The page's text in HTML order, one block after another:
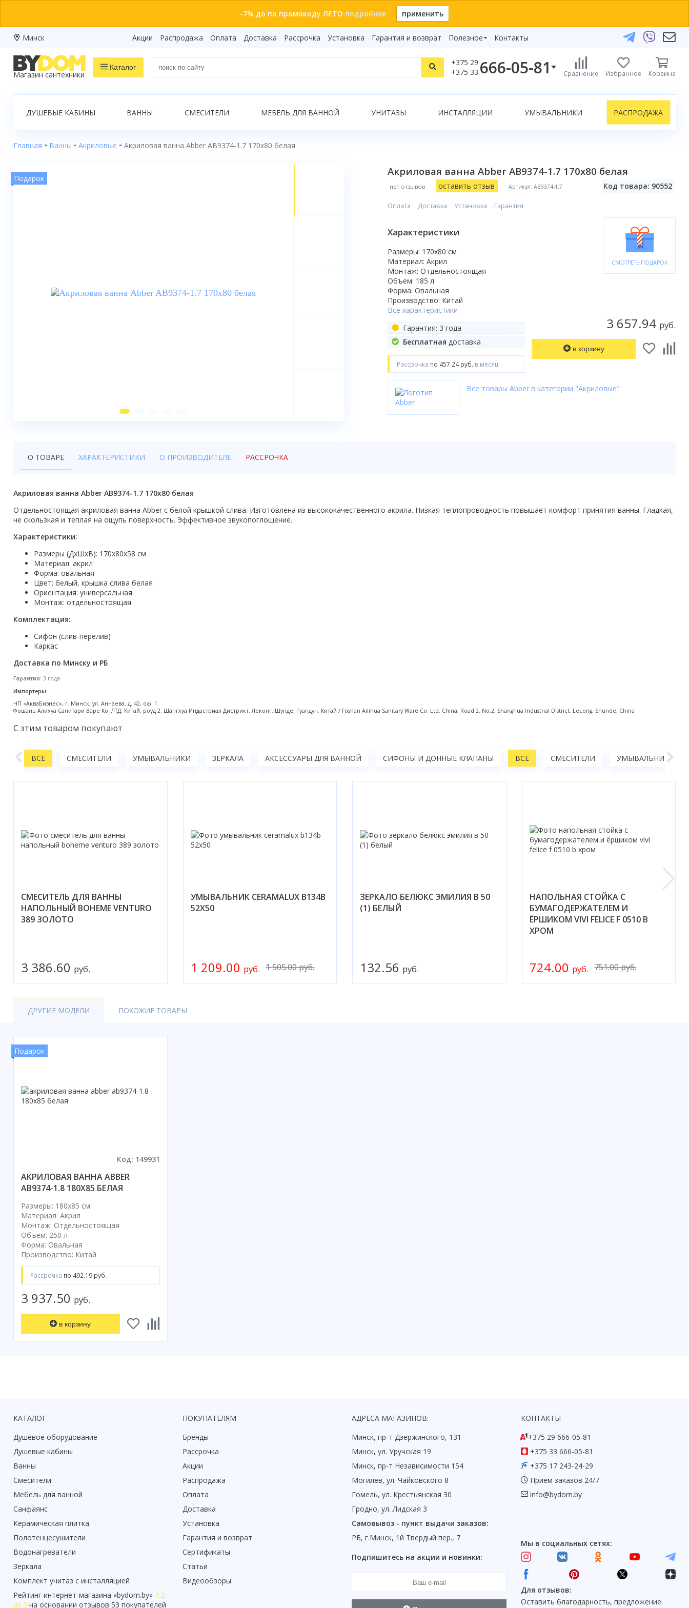
-7% до по промокоду ЛЕТО подробнее применить
Минск Акции Распродажа Оплата Доставка Рассрочка Установка Гарантия и возврат
Полезное
Видеообзоры
Бренды
Контакты
Магазин сантехники
Каталог
+375 29
+375 33 666-05-81
+375 29 666-05-81
+375 17 243-24-29
Telegram
Viber
Сравнение Избранное Корзина
Показать все результаты
Распродажа
Ванны
Смесители
Кухонные мойки
Радиаторы отопления
Котлы отопления
Аксессуары для ванной
Люки
Готовые кухни
ДУШЕВЫЕ КАБИНЫ ВАННЫ СМЕСИТЕЛИ МЕБЕЛЬ ДЛЯ ВАННОЙ УНИТАЗЫ ИНСТАЛЛЯЦИИ УМЫВАЛЬНИКИ РАСПРОДАЖА
Главная Ванны Акриловые Акриловая ванна Abber AB9374-1.7 170x80 белая
Акриловая ванна Abber AB9374-1.7 170x80 белая
нет отзывов оставить отзыв Артикул: AB9374-1.7 Код товара: 90552
Подарок
3 657.94 руб.
в корзину
СМОТРЕТЬ ПОДАРОК
Оплата Доставка Установка Гарантия
Характеристики
Размеры: 170x80 cм
Материал: Акрил
Монтаж: Отдельностоящая
Объем: 185 л
Форма: Овальная
Производство: Китай
Все характеристики
Гарантия: 3 года
Бесплатная доставка
Рассрочка по 457.24 руб. в месяц
Все товары Abber в категории "Акриловые"
О ТОВАРЕ ХАРАКТЕРИСТИКИ О ПРОИЗВОДИТЕЛЕ РАССРОЧКА
Акриловая ванна Abber AB9374-1.7 170x80 белая
Отдельностоящая акриловая ванна Abber с белой крышкой слива. Изготовлена из высококачественного акрила. Низкая теплопроводность повышает комфорт принятия ванны. Гладкая,
не скользкая и теплая на ощупь поверхность. Эффективное звукопоглощение.
Характеристики:
Размеры (ДхШхВ): 170х80х58 см
Материал: акрил
Форма: овальная
Цвет: белый, крышка слива белая
Ориентация: универсальная
Монтаж: отдельностоящая
Комплектация:
Сифон (слив-перелив)
Каркас
Доставка по Минску и РБ
Гарантия: 3 года
Импортеры:
ЧП «АкваБизнес», г. Минск, ул. Аннаева, д. 42, оф. 1
Фошань Алихуа Санитари Варе Ко. ЛТД. Китай, роуд 2. Шангхуа Индастриал Дистрикт, Леконг, Шунде, Гуандун, Китай / Foshan Ailihua Sanitary Ware Co. Ltd. China, Road 2, No.2, Shanghua Industrial District, Lecong, Shunde, China
С этим товаром покупают
ВСЕ СМЕСИТЕЛИ УМЫВАЛЬНИКИ ЗЕРКАЛА АКСЕССУАРЫ ДЛЯ ВАННОЙ СИФОНЫ И ДОННЫЕ КЛАПАНЫ ВСЕ СМЕСИТЕЛИ УМЫВАЛЬНИКИ
СМЕСИТЕЛЬ ДЛЯ ВАННЫ
НАПОЛЬНЫЙ BOHEME VENTURO
389 ЗОЛОТО
3 386.60 руб.
УМЫВАЛЬНИК CERAMALUX B134B
52X50
1 505.00 руб.
1 209.00 руб.
ЗЕРКАЛО БЕЛЮКС ЭМИЛИЯ В 50
(1) БЕЛЫЙ
132.56 руб.
НАПОЛЬНАЯ СТОЙКА С
БУМАГОДЕРЖАТЕЛЕМ И
ЁРШИКОМ VIVI FELICE F 0510 B
ХРОМ
751.00 руб.
724.00 руб.
ДРУГИЕ МОДЕЛИ ПОХОЖИЕ ТОВАРЫ
Подарок
Код: 149931
АКРИЛОВАЯ ВАННА ABBER
AB9374-1.8 180X85 БЕЛАЯ
Размеры: 180x85 cм
Материал: Акрил
Монтаж: Отдельностоящая
Объем: 250 л
Форма: Овальная
Производство: Китай
Рассрочка по 492.19 руб.
3 937.50 руб.
в корзину
КАТАЛОГ
Душевое оборудование
Душевые кабины
Ванны
Смесители
Мебель для ванной
Санфаянс
Керамическая плитка
Полотенцесушители
Водонагреватели
Зеркала
Комплект унитаз с инсталляцией
Рейтинг интернет-магазина «bydom.by» 4.2
из 5 на основании отзывов 53 покупателей
ПОКУПАТЕЛЯМ
Бренды
Рассрочка
Акции
Распродажа
Оплата
Доставка
Установка
Гарантия и возврат
Сертификаты
Статьи
Видеообзоры
АДРЕСА МАГАЗИНОВ:
Минск, пр-т Дзержинского, 131
Минск, ул. Уручская 19
Минск, пр-т Независимости 154
Могилев, ул. Чайковского 8
Гомель, ул. Крестьянская 30
Гродно, ул. Лидская 3
Самовывоз - пункт выдачи заказов:
РБ, г.Минск, 1й Твердый пер., 7
Подпишитесь на акции и новинки:
КОНТАКТЫ
+375 29 666-05-81
+375 33 666-05-81
+375 17 243-24-29
Прием заказов 24/7
info@bydom.by
Мы в социальных сетях:
Для отзывов:
Оставить благодарность, предложение